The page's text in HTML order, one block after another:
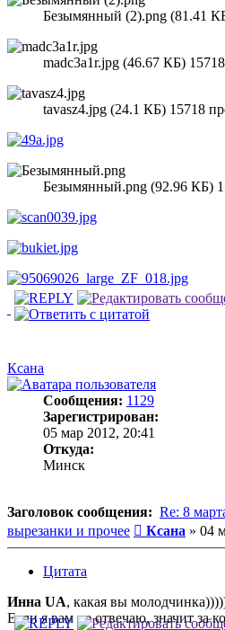
Безымянный (2).png (81.41
madc3a1r.jpg (46.67 КБ)
tavasz4.jpg (24.1 КБ) 15718
Безымянный.png (92.96 КБ)
Ксана
Сообщения: 1129
Зарегистрирован:
05 мар 2012, 20:41
Откуда:
Минск
Заголовок сообщения: Re: 8
вырезанки и прочее
Сообщение
Ксана » 04
Цитата
Инна UA, какая вы
Если я вам не отвечаю, значит за